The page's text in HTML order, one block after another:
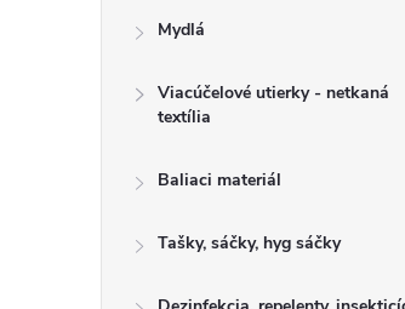
Mydlá
Viacúčelové utierky - netkaná
textília
Baliaci materiál
Tašky, sáčky, hyg sáčky